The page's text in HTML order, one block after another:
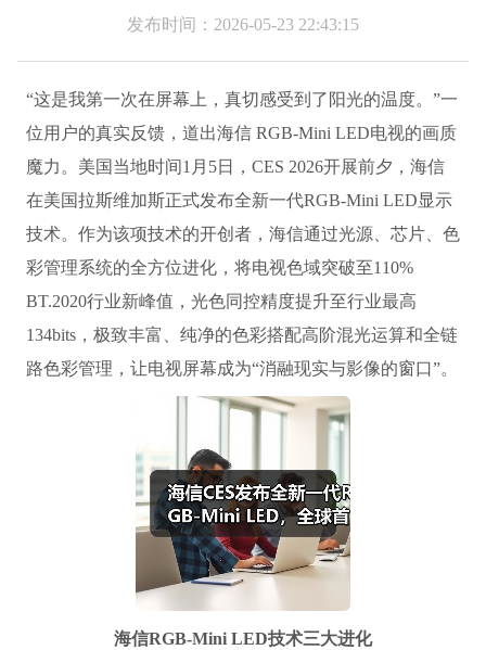
发布时间：2026-05-23 22:43:15
“这是我第一次在屏幕上，真切感受到了阳光的温度。”一
位用户的真实反馈，道出海信 RGB-Mini LED电视的画质
魔力。美国当地时间1月5日，CES 2026开展前夕，海信
在美国拉斯维加斯正式发布全新一代RGB-Mini LED显示
技术。作为该项技术的开创者，海信通过光源、芯片、色
彩管理系统的全方位进化，将电视色域突破至110%
BT.2020行业新峰值，光色同控精度提升至行业最高
134bits，极致丰富、纯净的色彩搭配高阶混光运算和全链
路色彩管理，让电视屏幕成为“消融现实与影像的窗口”。
海信RGB-Mini LED技术三大进化